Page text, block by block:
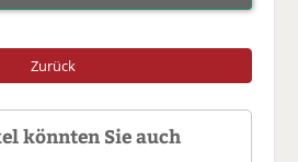
Zurück
könnten Sie auch